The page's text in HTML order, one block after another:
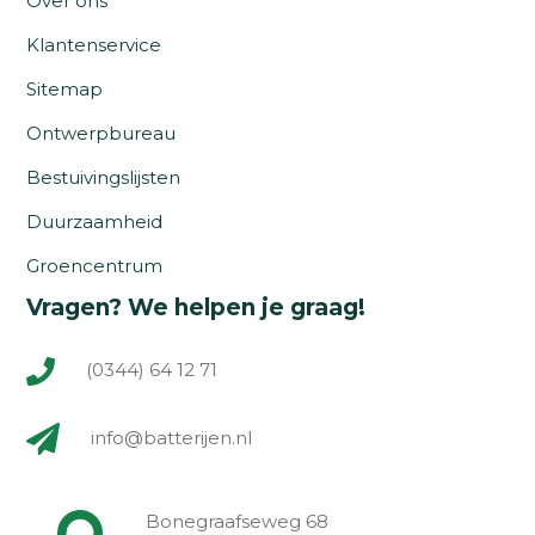
Klantenservice
Sitemap
Ontwerpbureau
Bestuivingslijsten
Duurzaamheid
Groencentrum
Vragen? We helpen je graag!
(0344) 64 12 71
info@batterijen.nl
Bonegraafseweg 68